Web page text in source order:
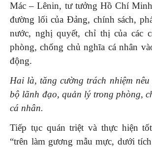
Mác – Lênin, tư tưởng Hồ Chí
đường lối của Đảng, chính sách,
nước, nghị quyết, chỉ thị của các
phòng, chống chủ nghĩa cá nhân
động.
Hai là, tăng cường trách nhiệm
bộ lãnh đạo, quản lý trong phòng,
cá nhân.
Tiếp tục quán triệt và thực hiện
“trên làm gương mẫu mực, dưới